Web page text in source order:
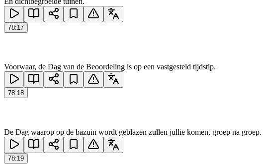
78:17
Voorwaar, de Dag van de Beoordeling is op een vastgesteld tijdstip.
78:18
De Dag waarop op de bazuin wordt geblazen zullen jullie komen, groep na groep.
78:19